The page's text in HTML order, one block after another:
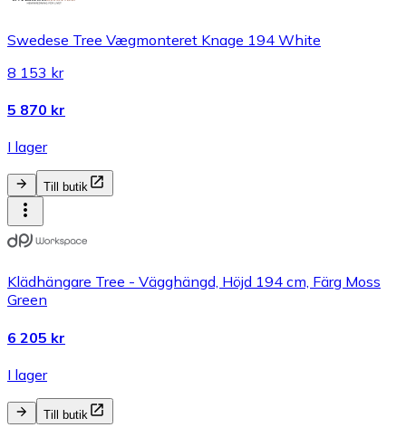
Swedese Tree Vægmonteret Knage 194 White
8 153 kr
5 870 kr
I lager
Till butik
Klädhängare Tree - Vägghängd, Höjd 194 cm, Färg Moss
Green
6 205 kr
I lager
Till butik